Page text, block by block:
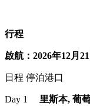
行程
啟航：2026年12月21
日程 停泊港口
Day 1 里斯本, 葡